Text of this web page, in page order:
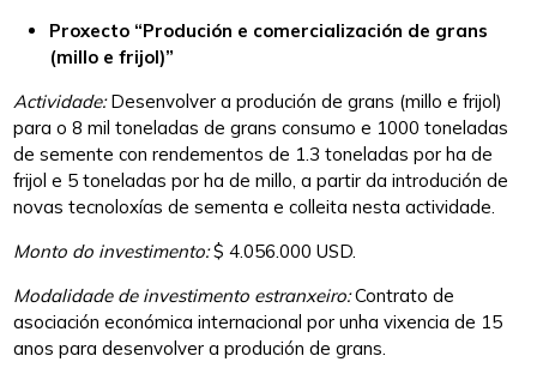
Proxecto “Produción e comercialización de grans
(millo e frijol)”
Actividade:Desenvolver a produción de grans (millo e frijol)
para o 8 mil toneladas de grans consumo e 1000 toneladas
de semente con rendementos de 1.3 toneladas por ha de
frijol e 5 toneladas por ha de millo, a partir da introdución de
novas tecnoloxías de sementa e colleita nesta actividade.
Monto do investimento:$ 4.056.000 USD.
Modalidade de investimento estranxeiro:Contrato de
asociación económica internacional por unha vixencia de 15
anos para desenvolver a produción de grans.